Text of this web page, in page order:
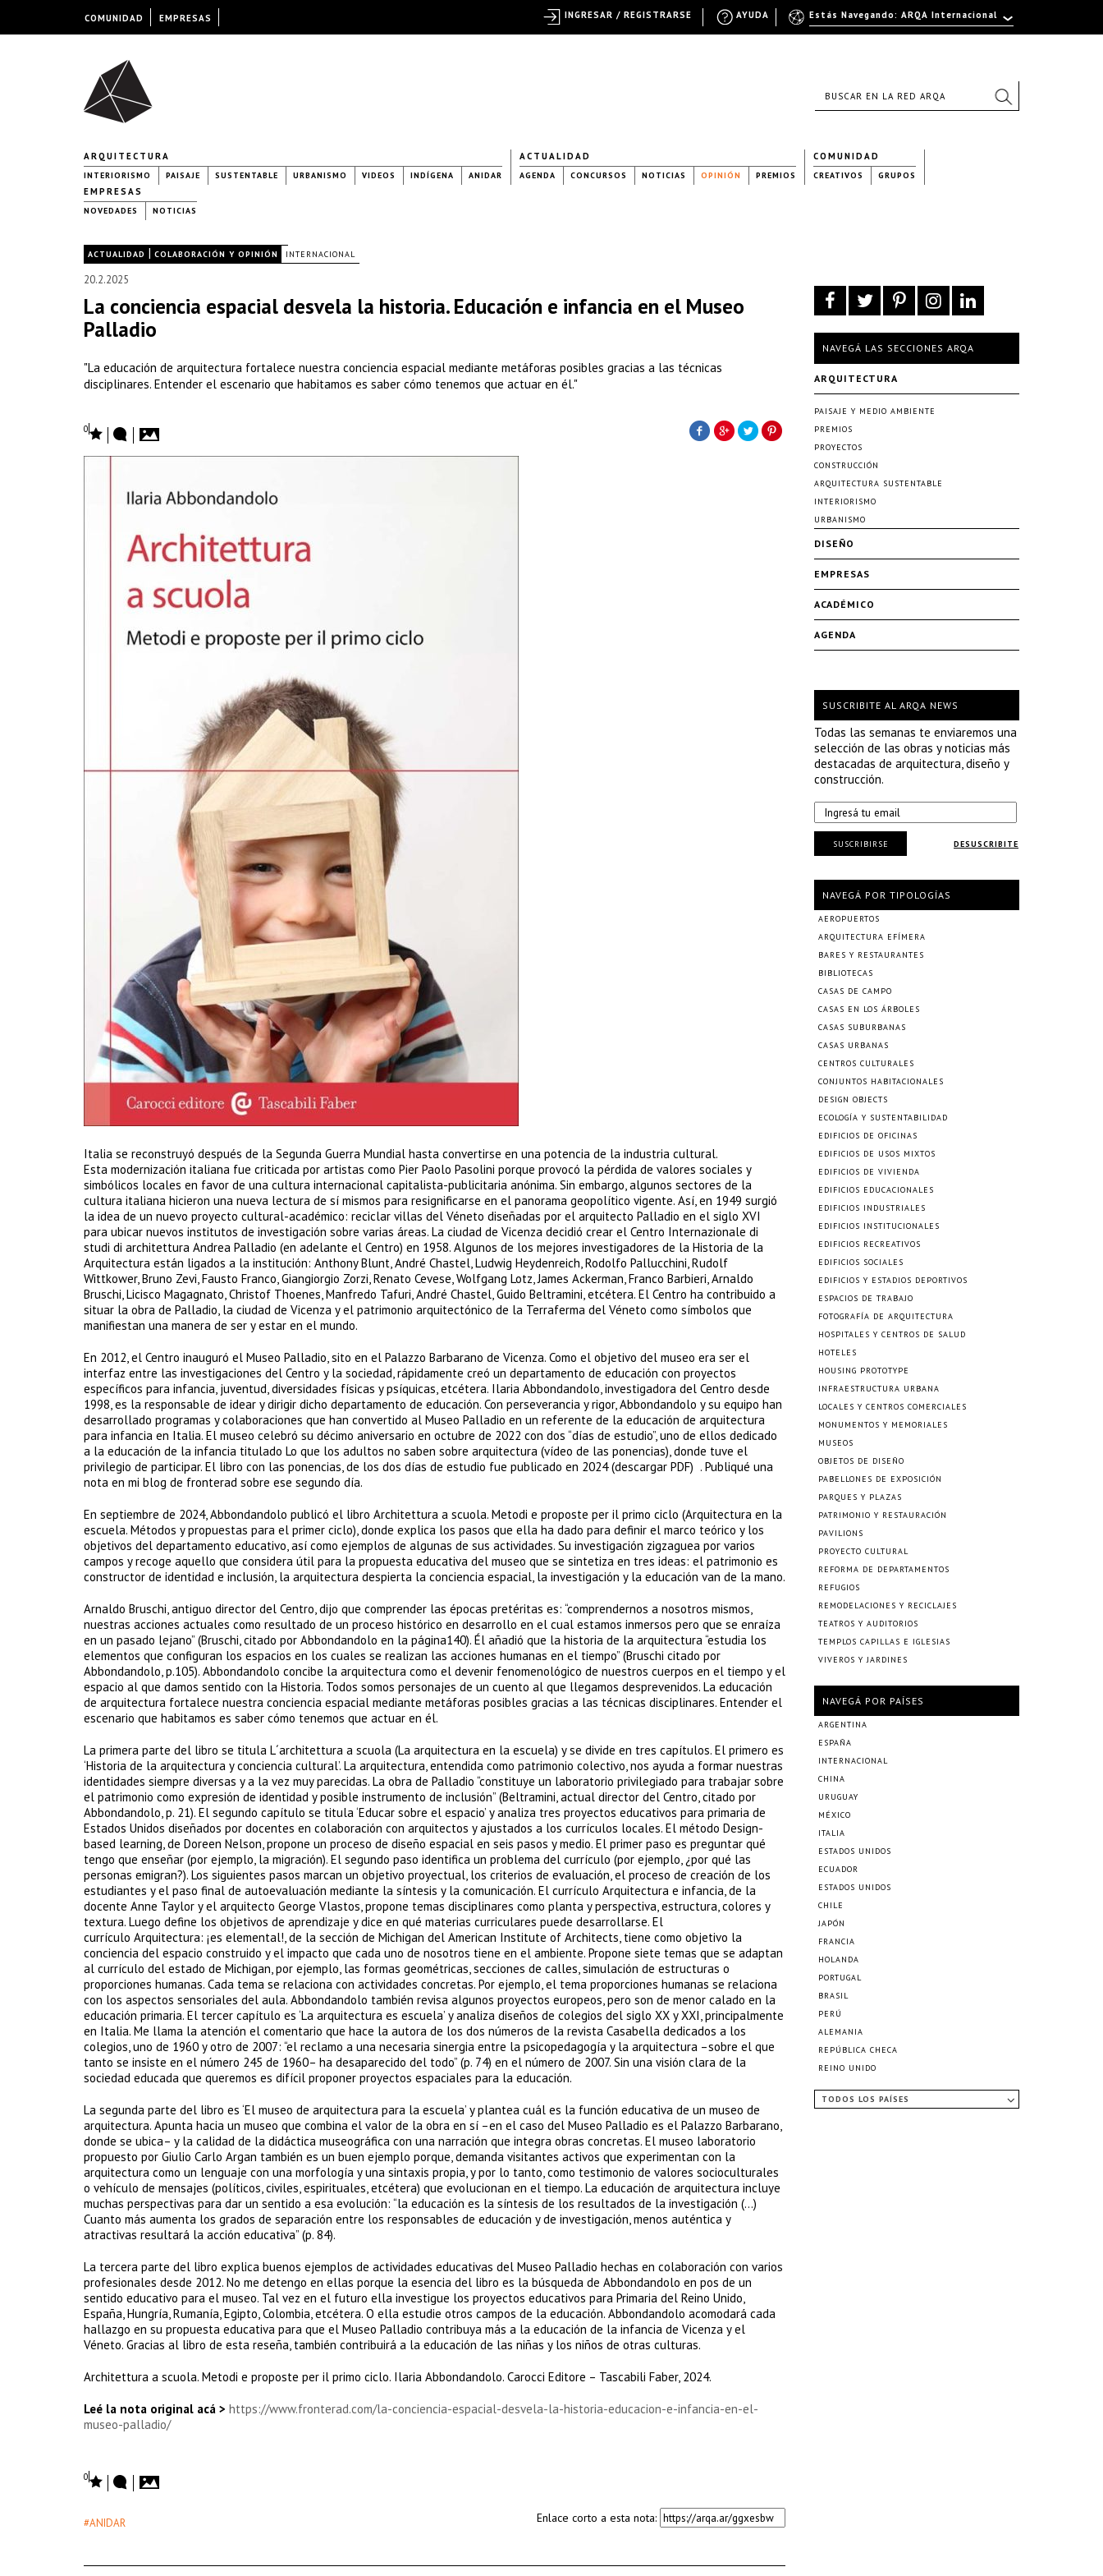
ARQUITECTURA
INTERIORISMO PAISAJE SUSTENTABLE URBANISMO VIDEOS INDÍGENA ANIDAR
ACTUALIDAD
AGENDA CONCURSOS NOTICIAS OPINIÓN PREMIOS
COMUNIDAD
CREATIVOS GRUPOS
EMPRESAS
NOVEDADES NOTICIAS
ACTUALIDAD | COLABORACIÓN Y OPINIÓN INTERNACIONAL
20.2.2025
La conciencia espacial desvela la historia. Educación e infancia en el Museo
Palladio
"La educación de arquitectura fortalece nuestra conciencia espacial mediante metáforas posibles gracias a las técnicas
disciplinares. Entender el escenario que habitamos es saber cómo tenemos que actuar en él."
0
Italia se reconstruyó después de la Segunda Guerra Mundial hasta convertirse en una potencia de la industria cultural.
Esta modernización italiana fue criticada por artistas como Pier Paolo Pasolini porque provocó la pérdida de valores sociales y
simbólicos locales en favor de una cultura internacional capitalista-publicitaria anónima. Sin embargo, algunos sectores de la
cultura italiana hicieron una nueva lectura de sí mismos para resignificarse en el panorama geopolítico vigente. Así, en 1949 surgió
la idea de un nuevo proyecto cultural-académico: reciclar villas del Véneto diseñadas por el arquitecto Palladio en el siglo XVI
para ubicar nuevos institutos de investigación sobre varias áreas. La ciudad de Vicenza decidió crear el Centro Internazionale di
studi di architettura Andrea Palladio (en adelante el Centro) en 1958. Algunos de los mejores investigadores de la Historia de la
Arquitectura están ligados a la institución: Anthony Blunt, André Chastel, Ludwig Heydenreich, Rodolfo Pallucchini, Rudolf
Wittkower, Bruno Zevi, Fausto Franco, Giangiorgio Zorzi, Renato Cevese, Wolfgang Lotz, James Ackerman, Franco Barbieri, Arnaldo
Bruschi, Licisco Magagnato, Christof Thoenes, Manfredo Tafuri, André Chastel, Guido Beltramini, etcétera. El Centro ha contribuido a
situar la obra de Palladio, la ciudad de Vicenza y el patrimonio arquitectónico de la Terraferma del Véneto como símbolos que
manifiestan una manera de ser y estar en el mundo.
En 2012, el Centro inauguró el Museo Palladio, sito en el Palazzo Barbarano de Vicenza. Como el objetivo del museo era ser el
interfaz entre las investigaciones del Centro y la sociedad, rápidamente creó un departamento de educación con proyectos
específicos para infancia, juventud, diversidades físicas y psíquicas, etcétera. Ilaria Abbondandolo, investigadora del Centro desde
1998, es la responsable de idear y dirigir dicho departamento de educación. Con perseverancia y rigor, Abbondandolo y su equipo han
desarrollado programas y colaboraciones que han convertido al Museo Palladio en un referente de la educación de arquitectura
para infancia en Italia. El museo celebró su décimo aniversario en octubre de 2022 con dos “días de estudio”, uno de ellos dedicado
a la educación de la infancia titulado Lo que los adultos no saben sobre arquitectura (vídeo de las ponencias), donde tuve el
privilegio de participar. El libro con las ponencias, de los dos días de estudio fue publicado en 2024 (descargar PDF) . Publiqué una
nota en mi blog de fronterad sobre ese segundo día.
En septiembre de 2024, Abbondandolo publicó el libro Architettura a scuola. Metodi e proposte per il primo ciclo (Arquitectura en la
escuela. Métodos y propuestas para el primer ciclo), donde explica los pasos que ella ha dado para definir el marco teórico y los
objetivos del departamento educativo, así como ejemplos de algunas de sus actividades. Su investigación zigzaguea por varios
campos y recoge aquello que considera útil para la propuesta educativa del museo que se sintetiza en tres ideas: el patrimonio es
constructor de identidad e inclusión, la arquitectura despierta la conciencia espacial, la investigación y la educación van de la mano.
Arnaldo Bruschi, antiguo director del Centro, dijo que comprender las épocas pretéritas es: “comprendernos a nosotros mismos,
nuestras acciones actuales como resultado de un proceso histórico en desarrollo en el cual estamos inmersos pero que se enraíza
en un pasado lejano” (Bruschi, citado por Abbondandolo en la página140). Él añadió que la historia de la arquitectura “estudia los
elementos que configuran los espacios en los cuales se realizan las acciones humanas en el tiempo” (Bruschi citado por
Abbondandolo, p.105). Abbondandolo concibe la arquitectura como el devenir fenomenológico de nuestros cuerpos en el tiempo y el
espacio al que damos sentido con la Historia. Todos somos personajes de un cuento al que llegamos desprevenidos. La educación
de arquitectura fortalece nuestra conciencia espacial mediante metáforas posibles gracias a las técnicas disciplinares. Entender el
escenario que habitamos es saber cómo tenemos que actuar en él.
La primera parte del libro se titula L´architettura a scuola (La arquitectura en la escuela) y se divide en tres capítulos. El primero es
‘Historia de la arquitectura y conciencia cultural’. La arquitectura, entendida como patrimonio colectivo, nos ayuda a formar nuestras
identidades siempre diversas y a la vez muy parecidas. La obra de Palladio “constituye un laboratorio privilegiado para trabajar sobre
el patrimonio como expresión de identidad y posible instrumento de inclusión” (Beltramini, actual director del Centro, citado por
Abbondandolo, p. 21). El segundo capítulo se titula ‘Educar sobre el espacio’ y analiza tres proyectos educativos para primaria de
Estados Unidos diseñados por docentes en colaboración con arquitectos y ajustados a los currículos locales. El método Design-
based learning, de Doreen Nelson, propone un proceso de diseño espacial en seis pasos y medio. El primer paso es preguntar qué
tengo que enseñar (por ejemplo, la migración). El segundo paso identifica un problema del currículo (por ejemplo, ¿por qué las
personas emigran?). Los siguientes pasos marcan un objetivo proyectual, los criterios de evaluación, el proceso de creación de los
estudiantes y el paso final de autoevaluación mediante la síntesis y la comunicación. El currículo Arquitectura e infancia, de la
docente Anne Taylor y el arquitecto George Vlastos, propone temas disciplinares como planta y perspectiva, estructura, colores y
textura. Luego define los objetivos de aprendizaje y dice en qué materias curriculares puede desarrollarse. El
currículo Arquitectura: ¡es elemental!, de la sección de Michigan del American Institute of Architects, tiene como objetivo la
conciencia del espacio construido y el impacto que cada uno de nosotros tiene en el ambiente. Propone siete temas que se adaptan
al currículo del estado de Michigan, por ejemplo, las formas geométricas, secciones de calles, simulación de estructuras o
proporciones humanas. Cada tema se relaciona con actividades concretas. Por ejemplo, el tema proporciones humanas se relaciona
con los aspectos sensoriales del aula. Abbondandolo también revisa algunos proyectos europeos, pero son de menor calado en la
educación primaria. El tercer capítulo es ‘La arquitectura es escuela’ y analiza diseños de colegios del siglo XX y XXI, principalmente
en Italia. Me llama la atención el comentario que hace la autora de los dos números de la revista Casabella dedicados a los
colegios, uno de 1960 y otro de 2007: “el reclamo a una necesaria sinergia entre la psicopedagogía y la arquitectura –sobre el que
tanto se insiste en el número 245 de 1960– ha desaparecido del todo” (p. 74) en el número de 2007. Sin una visión clara de la
sociedad educada que queremos es difícil proponer proyectos espaciales para la educación.
La segunda parte del libro es ‘El museo de arquitectura para la escuela’ y plantea cuál es la función educativa de un museo de
arquitectura. Apunta hacia un museo que combina el valor de la obra en sí –en el caso del Museo Palladio es el Palazzo Barbarano,
donde se ubica– y la calidad de la didáctica museográfica con una narración que integra obras concretas. El museo laboratorio
propuesto por Giulio Carlo Argan también es un buen ejemplo porque, demanda visitantes activos que experimentan con la
arquitectura como un lenguaje con una morfología y una sintaxis propia, y por lo tanto, como testimonio de valores socioculturales
o vehículo de mensajes (políticos, civiles, espirituales, etcétera) que evolucionan en el tiempo. La educación de arquitectura incluye
muchas perspectivas para dar un sentido a esa evolución: “la educación es la síntesis de los resultados de la investigación (…)
Cuanto más aumenta los grados de separación entre los responsables de educación y de investigación, menos auténtica y
atractivas resultará la acción educativa” (p. 84).
La tercera parte del libro explica buenos ejemplos de actividades educativas del Museo Palladio hechas en colaboración con varios
profesionales desde 2012. No me detengo en ellas porque la esencia del libro es la búsqueda de Abbondandolo en pos de un
sentido educativo para el museo. Tal vez en el futuro ella investigue los proyectos educativos para Primaria del Reino Unido,
España, Hungría, Rumanía, Egipto, Colombia, etcétera. O ella estudie otros campos de la educación. Abbondandolo acomodará cada
hallazgo en su propuesta educativa para que el Museo Palladio contribuya más a la educación de la infancia de Vicenza y el
Véneto. Gracias al libro de esta reseña, también contribuirá a la educación de las niñas y los niños de otras culturas.
Architettura a scuola. Metodi e proposte per il primo ciclo. Ilaria Abbondandolo. Carocci Editore – Tascabili Faber, 2024.
Leé la nota original acá > https://www.fronterad.com/la-conciencia-espacial-desvela-la-historia-educacion-e-infancia-en-el-
museo-palladio/
0
#ANIDAR Enlace corto a esta nota:
NAVEGÁ LAS SECCIONES ARQA
ARQUITECTURA
PAISAJE Y MEDIO AMBIENTE
PREMIOS
PROYECTOS
CONSTRUCCIÓN
ARQUITECTURA SUSTENTABLE
INTERIORISMO
URBANISMO
DISEÑO
EMPRESAS
ACADÉMICO
AGENDA
SUSCRIBITE AL ARQA NEWS
Todas las semanas te enviaremos una
selección de las obras y noticias más
destacadas de arquitectura, diseño y
construcción.
DESUSCRIBITE
SUSCRIBIRSE
NAVEGÁ POR TIPOLOGÍAS
AEROPUERTOS
ARQUITECTURA EFÍMERA
BARES Y RESTAURANTES
BIBLIOTECAS
CASAS DE CAMPO
CASAS EN LOS ÁRBOLES
CASAS SUBURBANAS
CASAS URBANAS
CENTROS CULTURALES
CONJUNTOS HABITACIONALES
DESIGN OBJECTS
ECOLOGÍA Y SUSTENTABILIDAD
EDIFICIOS DE OFICINAS
EDIFICIOS DE USOS MIXTOS
EDIFICIOS DE VIVIENDA
EDIFICIOS EDUCACIONALES
EDIFICIOS INDUSTRIALES
EDIFICIOS INSTITUCIONALES
EDIFICIOS RECREATIVOS
EDIFICIOS SOCIALES
EDIFICIOS Y ESTADIOS DEPORTIVOS
ESPACIOS DE TRABAJO
FOTOGRAFÍA DE ARQUITECTURA
HOSPITALES Y CENTROS DE SALUD
HOTELES
HOUSING PROTOTYPE
INFRAESTRUCTURA URBANA
LOCALES Y CENTROS COMERCIALES
MONUMENTOS Y MEMORIALES
MUSEOS
OBJETOS DE DISEÑO
PABELLONES DE EXPOSICIÓN
PARQUES Y PLAZAS
PATRIMONIO Y RESTAURACIÓN
PAVILIONS
PROYECTO CULTURAL
REFORMA DE DEPARTAMENTOS
REFUGIOS
REMODELACIONES Y RECICLAJES
TEATROS Y AUDITORIOS
TEMPLOS CAPILLAS E IGLESIAS
VIVEROS Y JARDINES
NAVEGÁ POR PAÍSES
ARGENTINA
ESPAÑA
INTERNACIONAL
CHINA
URUGUAY
MÉXICO
ITALIA
ESTADOS UNIDOS
ECUADOR
ESTADOS UNIDOS
CHILE
JAPÓN
FRANCIA
HOLANDA
PORTUGAL
BRASIL
PERÚ
ALEMANIA
REPÚBLICA CHECA
REINO UNIDO
TODOS LOS PAÍSES
COMUNIDAD EMPRESAS Estás Navegando: ARQA Internacional
AYUDA
INGRESAR / REGISTRARSE